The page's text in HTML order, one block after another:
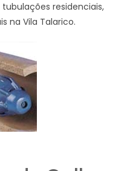
residenciais,
na Vila Talarico.